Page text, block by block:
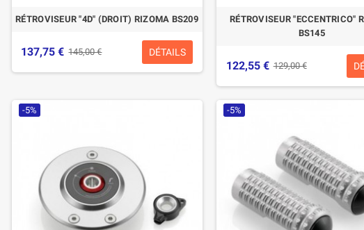
RÉTROVISEUR "4D" (DROIT) RIZOMA BS209
137,75 € 145,00 € DÉTAILS
RÉTROVISEUR "ECCENTRICO"
BS145
122,55 € 129,00 €
-5% -5%